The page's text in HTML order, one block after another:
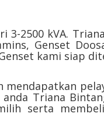
2500 kVA.
Genset
kami siap
Triana
serta